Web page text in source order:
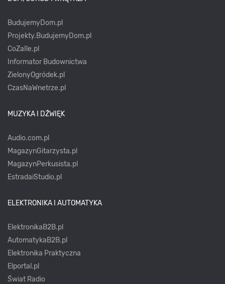
BudujemyDom.pl
Projekty.BudujemyDom.pl
CoZaIle.pl
Informator Budownictwa
ZielonyOgródek.pl
CzasNaWnetrze.pl
MUZYKA I DŹWIĘK
Audio.com.pl
MagazynGitarzysta.pl
MagazynPerkusista.pl
EstradaiStudio.pl
ELEKTRONIKA I AUTOMATYKA
ElektronikaB2B.pl
AutomatykaB2B.pl
Elektronika Praktyczna
Elportal.pl
Świat Radio